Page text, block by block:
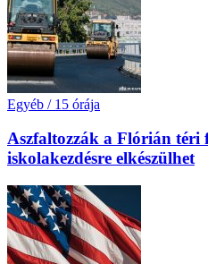
Egyéb / 15 órája
Aszfaltozzák a Flórián téri
iskolakezdésre elkészülhet